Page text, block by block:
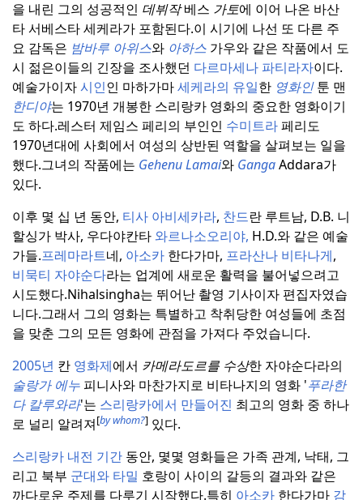
을 내린 그의 성공적인 데뷔작베스 가토에 이어 나온 바산
타 서베스타 세케라가 포함된다.이 시기에 나선 또 다른 주
요 감독은 밤바루 아위스와 아하스 가우와 같은 작품에서 도
시 젊은이들의 긴장을 조사했던 다르마세나 파티라자이다.
예술가이자시인인 마하가마세케라의 유일한 영화인툰 맨
한디야는 1970년 개봉한 스리랑카 영화의 중요한 영화이기
도 하다.레스터 제임스 페리의 부인인 수미트라페리도
1970년대에 사회에서 여성의 상반된 역할을 살펴보는 일을
했다.그녀의 작품에는 Gehenu Lamai와 GangaAddara가
있다.
이후 몇 십 년 동안, 티사 아비세카라, 찬드란 루트남, D.B. 니
할싱가 박사, 우다야칸타 와르나소오리야, H.D.와 같은 예술
가들.프레마라트네, 아소카 한다가마, 프라산나 비타나게,
비묵티 자야순다라는 업계에 새로운 활력을 불어넣으려고
시도했다.Nihalsingha는 뛰어난 촬영 기사이자 편집자였습
니다.그래서 그의 영화는 특별하고 착취당한 여성들에 초점
을 맞춘 그의 모든 영화에 관점을 가져다 주었습니다.
2005년 칸 영화제에서 카메라도르를 수상한 자야순다라의
술랑가 에누 피니사와 마찬가지로 비타나지의 영화 '푸라한
다 칼루와라'는 스리랑카에서 만들어진 최고의 영화 중 하나
로 널리 알려져[by whom?] 있다.
스리랑카 내전 기간 동안, 몇몇 영화들은 가족 관계, 낙태, 그
리고 북부 군대와 타밀 호랑이 사이의 갈등의 결과와 같은
까다로운 주제를 다루기 시작했다.특히 아소카 한다가마 감